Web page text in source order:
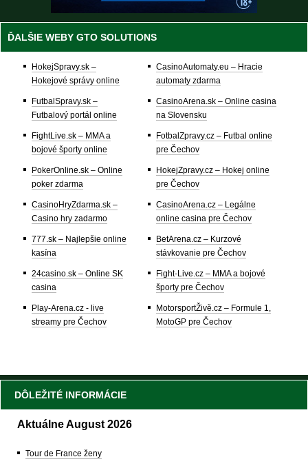
ĎALŠIE WEBY GTO SOLUTIONS
HokejSpravy.sk –
Hokejové správy online
FutbalSpravy.sk –
Futbalový portál online
FightLive.sk – MMA a
bojové športy online
PokerOnline.sk – Online
poker zdarma
CasinoHryZdarma.sk –
Casino hry zadarmo
777.sk – Najlepšie online
kasína
24casino.sk – Online SK
casina
Play-Arena.cz - live
streamy pre Čechov
CasinoAutomaty.eu – Hracie
automaty zdarma
CasinoArena.sk – Online casina
na Slovensku
FotbalZpravy.cz – Futbal online
pre Čechov
HokejZpravy.cz – Hokej online
pre Čechov
CasinoArena.cz – Legálne
online casina pre Čechov
BetArena.cz – Kurzové
stávkovanie pre Čechov
Fight-Live.cz – MMA a bojové
športy pre Čechov
MotorsportŽivě.cz – Formule 1,
MotoGP pre Čechov
DÔLEŽITÉ INFORMÁCIE
Aktuálne August 2026
Tour de France ženy